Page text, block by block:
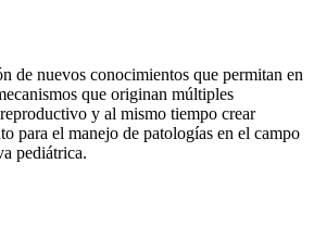
de nuevos conocimientos que permitan en
que originan múltiples
y al mismo tiempo crear
para el manejo de patologías en el campo
pediátrica.